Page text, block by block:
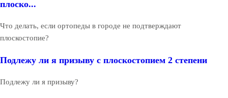
плоско...
Что делать, если ортопеды в городе не подтверждают
плоскостопие?
Подлежу ли я призыву с плоскостопием 2 степени
Подлежу ли я призыву?